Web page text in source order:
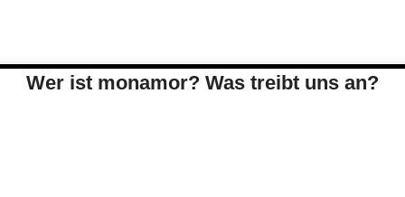
Wer ist monamor? Was treibt uns an?